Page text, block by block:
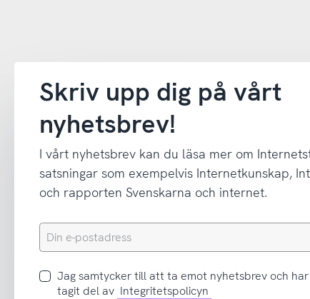
Skriv upp dig på vårt
nyhetsbrev!
I vårt nyhetsbrev kan du läsa mer om
satsningar som exempelvis Internetkunskap,
och rapporten Svenskarna och internet.
Din
e-
Jag
samtycker
Jag samtycker till att ta emot nyhetsbrev och har
tagit del av Integritetspolicyn